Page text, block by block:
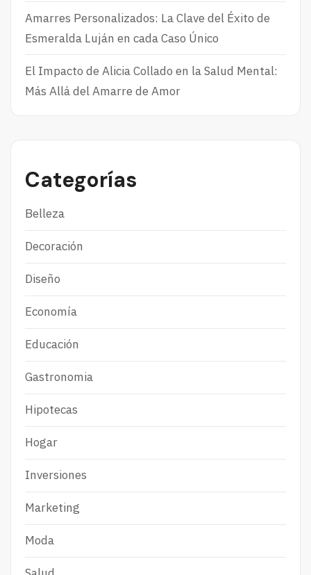
Amarres Personalizados: La Clave del Éxito de
Esmeralda Luján en cada Caso Único
El Impacto de Alicia Collado en la Salud Mental:
Más Allá del Amarre de Amor
Categorías
Belleza
Decoración
Diseño
Economía
Educación
Gastronomia
Hipotecas
Hogar
Inversiones
Marketing
Moda